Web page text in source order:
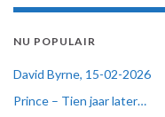
NU POPULAIR
David Byrne, 15-02-2026
Prince – Tien jaar later…